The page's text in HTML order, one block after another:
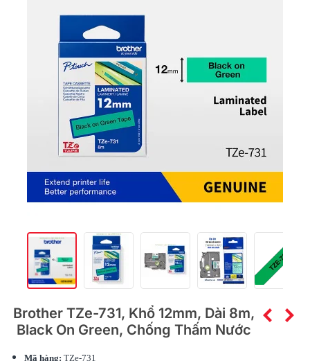
Brother TZe-731, Khổ 12mm, Dài 8m,
Black On Green, Chống Thấm Nước
Mã hàng: TZe-731